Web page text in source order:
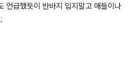
언급했듯이 반바지 입지말고 애들이나